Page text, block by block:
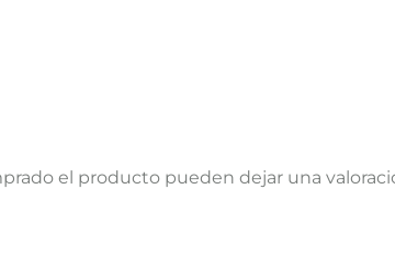
el producto pueden dejar una